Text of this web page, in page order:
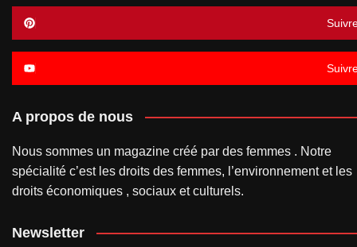
A propos de nous
Nous sommes un magazine créé par des femmes . Notre
spécialité c’est les droits des femmes, l’environnement et les
droits économiques , sociaux et culturels.
Newsletter